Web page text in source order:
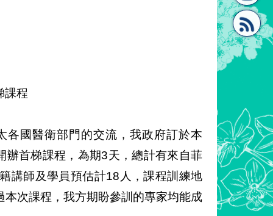
課程
各國醫衛部門的交流，我政府訂於本
首梯課程，為期3天，總計有來自菲
講師及學員預估計18人，課程訓練地
次課程，我方期盼參訓的專家均能成